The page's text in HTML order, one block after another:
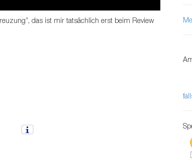
das ist mir tatsächlich erst beim Review